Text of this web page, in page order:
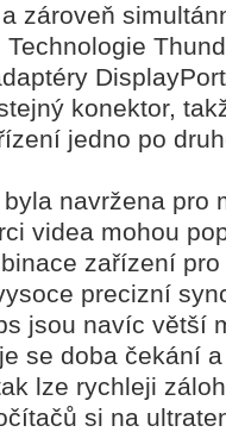
zároveň
konektor,
jedno po
navržena pro
videa mohou
zařízení
precizní
jsou navíc větší
se doba čekání
lze rychleji
si na